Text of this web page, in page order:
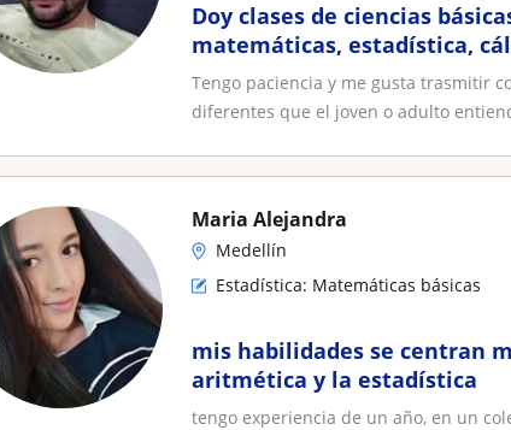
Doy clases de ciencias básicas y
matemáticas, estadística,
diferencial, álgebra
Tengo paciencia y me gusta trasmitir
diferentes que el joven o adulto
Maria Alejandra
Medellín
Estadística: Matemáticas básicas
mis habilidades se centran
aritmética y la estadística
tengo experiencia de un año, en un